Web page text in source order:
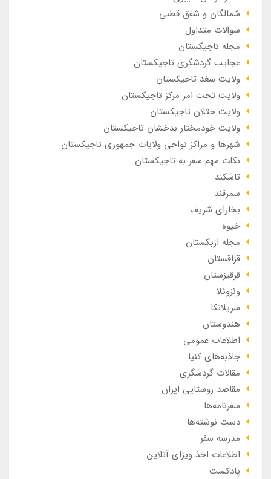
شمالگان و شفق قطبی
سوالات متداول
مجله تاجیکستان
عجایب گردشگری تاجیکستان
ولایت سغد تاجیکستان
ولایت تحت امر مرکز تاجیکستان
ولایت ختلان تاجیکستان
ولایت خودمختار بدخشان تاجیکستان
شهرها و مراکز نواحی ولایات جمهوری تاجیکستان
نکات مهم سفر به تاجیکستان
تاشکند
سمرقند
بخارای شریف
خیوه
مجله ازبکستان
قزاقستان
قرقیزستان
ونزوئلا
سریلانکا
هندوستان
اطلاعات عمومی
جاذبه‌های کنیا
مقالات گردشگری
مقاصد روستایی ایران
سفرنامه‌ها
دست نوشته‌ها
مدرسه سفر
اطلاعات اخذ ویزای آنلاین
پادکست